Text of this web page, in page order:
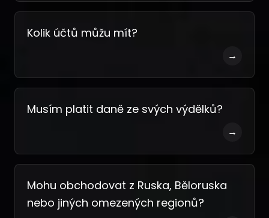
Kolik účtů můžu mít?
→
Musím platit daně ze svých výdělků?
→
Mohu obchodovat z Ruska, Běloruska
nebo jiných omezených regionů?